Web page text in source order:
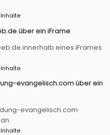
über ein iFrame
innerhalb eines iFrames
evangelisch.com über ein
evangelisch.com